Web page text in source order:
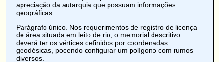
apreciação da autarquia que possuam informações
geográficas.
Parágrafo único. Nos requerimentos de registro de licença
de área situada em leito de rio, o memorial descritivo
deverá ter os vértices definidos por coordenadas
geodésicas, podendo configurar um polígono com rumos
diversos.